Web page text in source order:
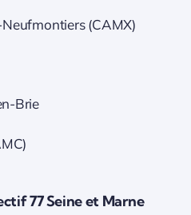
(CAMX)
Brie
77 Seine et Marne